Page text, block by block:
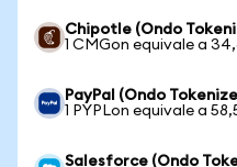
Chipotle (Ondo
1 CMGon equivale a
PayPal (Ondo
1 PYPLon equivale a
Salesforce (Ondo